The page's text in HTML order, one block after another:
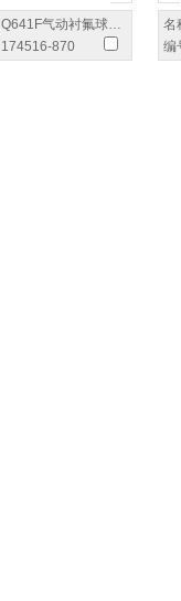
Q641F气动衬氟球…
174516-870
名
编